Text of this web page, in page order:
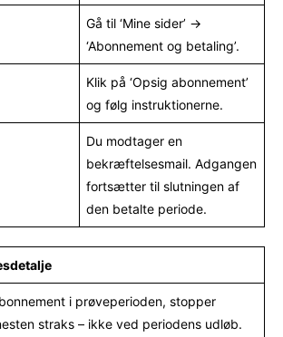
Gå til ‘Mine sider’ →
‘Abonnement og betaling’.
Klik på ‘Opsig abonnement’
og følg instruktionerne.
Du modtager en
bekræftelsesmail. Adgangen
fortsætter til slutningen af
den betalte periode.
i prøveperioden, stopper
straks – ikke ved periodens udløb.